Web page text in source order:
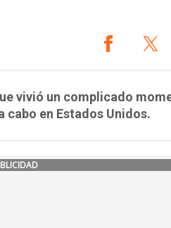
vivió un complicado
cabo en Estados Unidos.